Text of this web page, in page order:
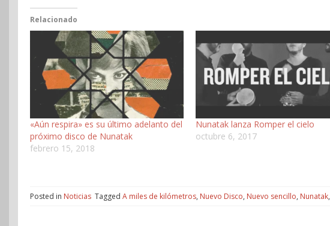
Relacionado
«Aún respira» es su último adelanto del
próximo disco de Nunatak
febrero 15, 2018
Nunatak lanza Romper el cielo
octubre 6, 2017
Posted in Noticias Tagged A miles de kilómetros, Nuevo Disco, Nuevo sencillo, Nunatak,